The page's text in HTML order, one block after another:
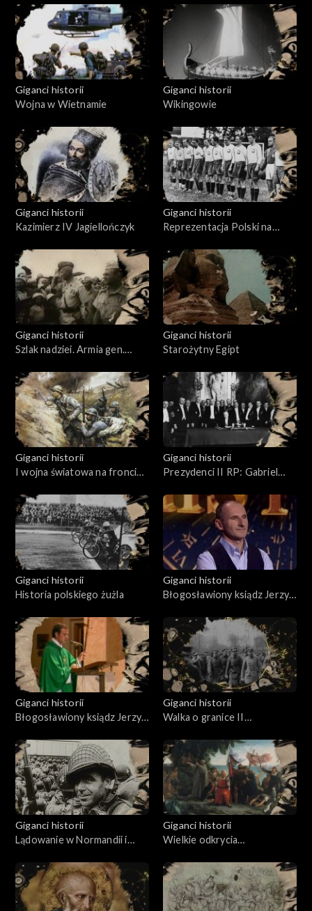
Giganci historii
Wojna w Wietnamie
Giganci historii
Wikingowie
Giganci historii
Kazimierz IV Jagiellończyk
Giganci historii
Reprezentacja Polski na
latach 1938-2022
Giganci historii
Szlak nadziei. Armia gen.
Giganci historii
Starożytny Egipt
Giganci historii
I wojna światowa na froncie
Giganci historii
Prezydenci II RP: Gabriel
Wojciechowski i Ignacy
Mościcki
Giganci historii
Historia polskiego żużla
Giganci historii
Błogosławiony ksiądz Jerzy
Giganci historii
Błogosławiony ksiądz Jerzy
Giganci historii
Walka o granice II
Giganci historii
Lądowanie w Normandii i
1944-1945
Giganci historii
Wielkie odkrycia
wieku